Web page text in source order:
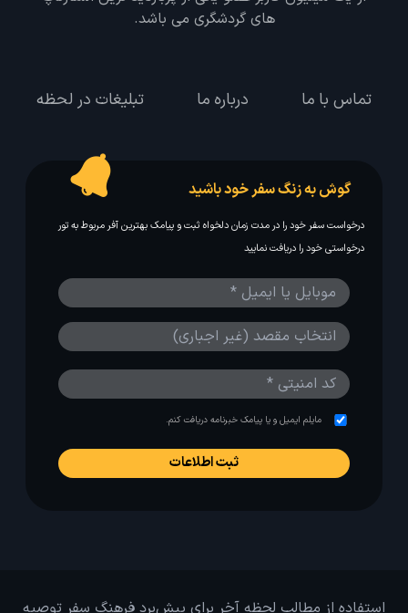
های گردشگری می باشد.
تماس با ما درباره ما تبلیغات در لحظه
گوش به زنگ سفر خود باشید
درخواست سفر خود را در مدت زمان دلخواه ثبت و پیامک بهترین آفر مربوط به تور
درخواستی خود را دریافت نمایید
مایلم ایمیل و یا پیامک خبرنامه دریافت کنم.